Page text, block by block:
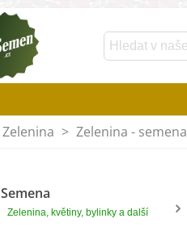
Zelenina > Zelenina - semena
Semena
Zelenina, květiny, bylinky a další